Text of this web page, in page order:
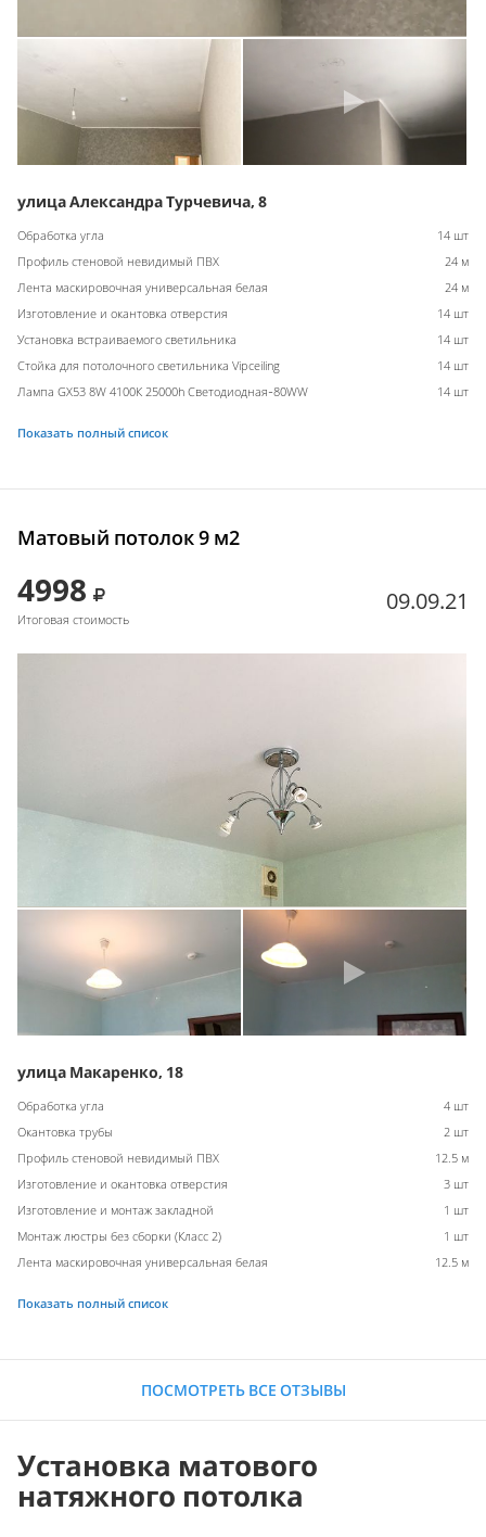
улица Александра Турчевича, 8
Обработка угла
14 шт
Профиль стеновой невидимый ПВХ
24 м
Лента маскировочная универсальная белая
24 м
Изготовление и окантовка отверстия
14 шт
Установка встраиваемого светильника
14 шт
Стойка для потолочного светильника Vipceiling
14 шт
Лампа GX53 8W 4100К 25000h Светодиодная-80WW
14 шт
Показать полный список
Матовый потолок 9 м2
4998
Итоговая стоимость
09.09.21
улица Макаренко, 18
Обработка угла
4 шт
Окантовка трубы
2 шт
Профиль стеновой невидимый ПВХ
12.5 м
Изготовление и окантовка отверстия
3 шт
Изготовление и монтаж закладной
1 шт
Монтаж люстры без сборки (Класс 2)
1 шт
Лента маскировочная универсальная белая
12.5 м
Показать полный список
ПОСМОТРЕТЬ ВСЕ ОТЗЫВЫ
Установка матового
натяжного потолка